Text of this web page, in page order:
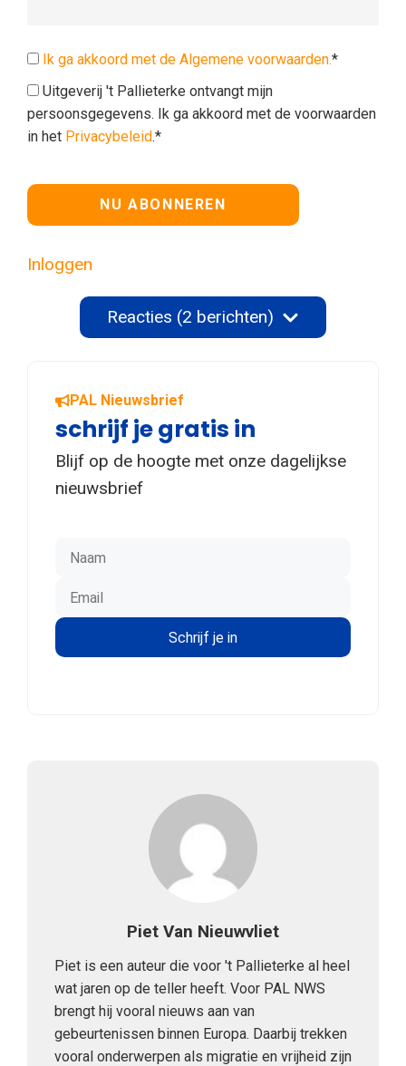
Ik ga akkoord met de Algemene voorwaarden.*
Uitgeverij 't Pallieterke ontvangt mijn
persoonsgegevens. Ik ga akkoord met de voorwaarden
in het Privacybeleid.*
Geen waarde
Inloggen
Reacties (2 berichten)
PAL Nieuwsbrief
schrijf je gratis in
Blijf op de hoogte met onze dagelijkse
nieuwsbrief
Piet Van Nieuwvliet
Piet is een auteur die voor 't Pallieterke al heel
wat jaren op de teller heeft. Voor PAL NWS
brengt hij vooral nieuws aan van
gebeurtenissen binnen Europa. Daarbij trekken
vooral onderwerpen als migratie en vrijheid zijn